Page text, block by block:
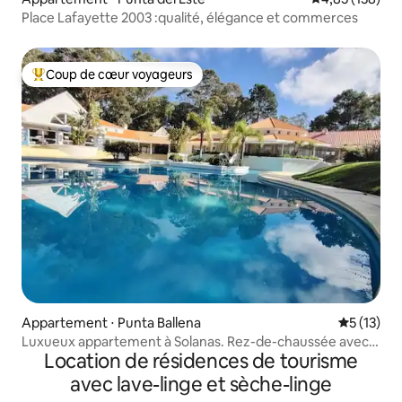
Place Lafayette 2003 :qualité, élégance et commerces
Coups de cœur voyageurs les plus appréciés
Coup de cœur voyageurs
Appartement ⋅ Punta Ballena
5 (13)
Luxueux appartement à Solanas. Rez-de-chaussée avec
vue sur le lac
Location de résidences de tourisme
avec lave-linge et sèche-linge